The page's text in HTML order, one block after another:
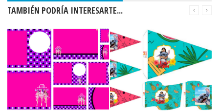
TAMBIÉN PODRÍA INTERESARTE...